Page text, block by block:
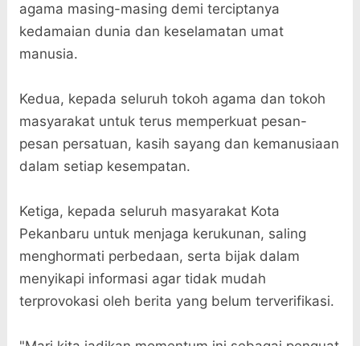
agama masing-masing demi terciptanya
kedamaian dunia dan keselamatan umat
manusia.
Kedua, kepada seluruh tokoh agama dan tokoh
masyarakat untuk terus memperkuat pesan-
pesan persatuan, kasih sayang dan kemanusiaan
dalam setiap kesempatan.
Ketiga, kepada seluruh masyarakat Kota
Pekanbaru untuk menjaga kerukunan, saling
menghormati perbedaan, serta bijak dalam
menyikapi informasi agar tidak mudah
terprovokasi oleh berita yang belum terverifikasi.